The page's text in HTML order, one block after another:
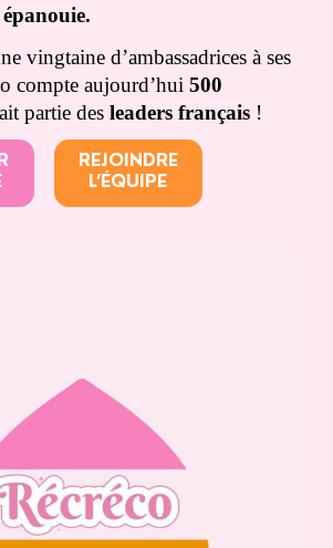
vingtaine d’ambassadrices à ses
compte aujourd’hui 500
partie des leaders français !
REJOINDRE
L’ÉQUIPE